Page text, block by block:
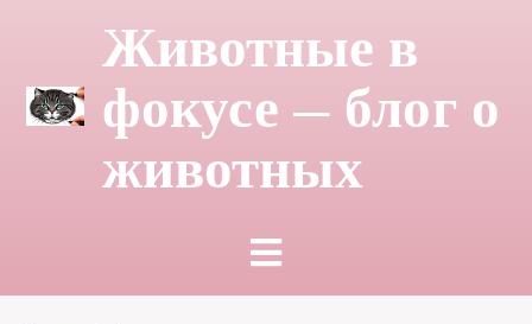
Животные в
фокусе — блог о
животных